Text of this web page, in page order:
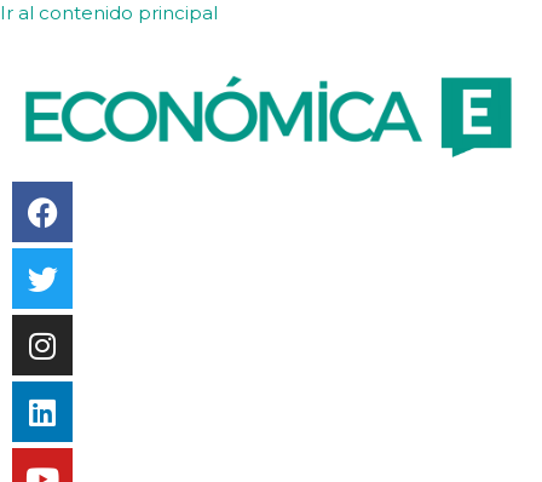
Ir al contenido principal